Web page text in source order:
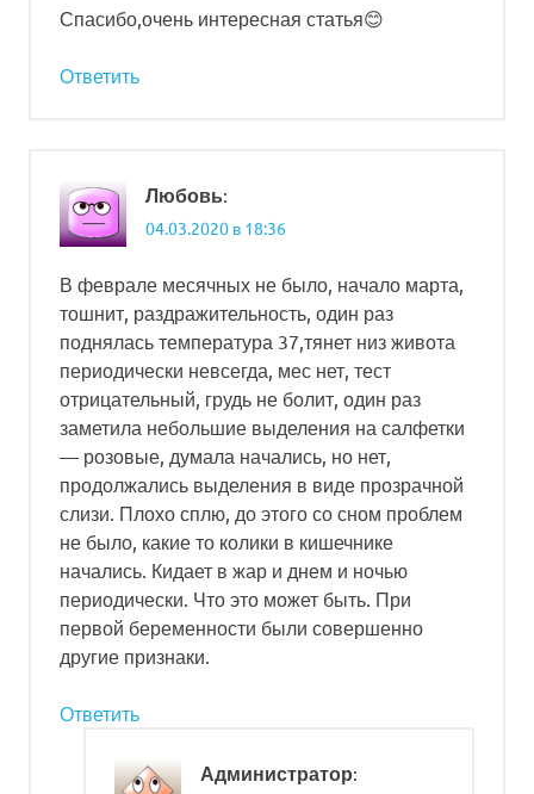
Спасибо,очень интересная статья😊
Ответить
Любовь:
04.03.2020 в 18:36
В феврале месячных не было, начало марта,
тошнит, раздражительность, один раз
поднялась температура 37,тянет низ живота
периодически невсегда, мес нет, тест
отрицательный, грудь не болит, один раз
заметила небольшие выделения на салфетки
— розовые, думала начались, но нет,
продолжались выделения в виде прозрачной
слизи. Плохо сплю, до этого со сном проблем
не было, какие то колики в кишечнике
начались. Кидает в жар и днем и ночью
периодически. Что это может быть. При
первой беременности были совершенно
другие признаки.
Ответить
Администратор: